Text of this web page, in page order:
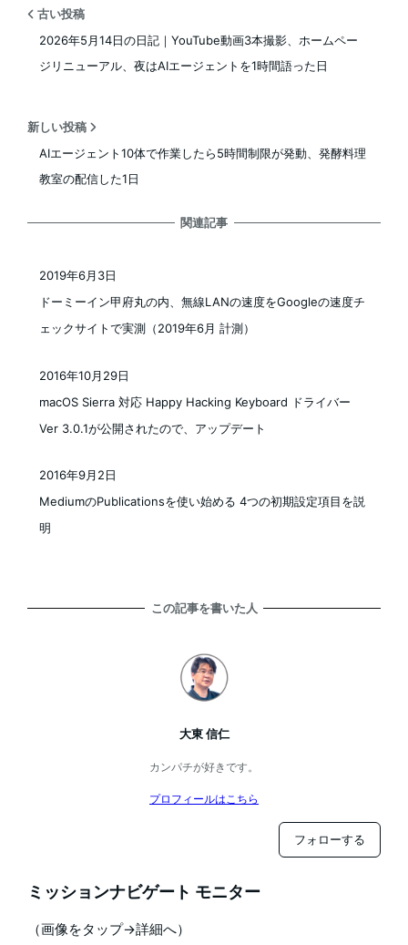
古い投稿
2026年5月14日の日記｜YouTube動画3本撮影、ホームペー
ジリニューアル、夜はAIエージェントを1時間語った日
新しい投稿
AIエージェント10体で作業したら5時間制限が発動、発酵料理
教室の配信した1日
関連記事
ドーミーイン甲府丸の内、無線LANの速度をGoogleの速度チ
ェックサイトで実測（2019年6月 計測）
2019年6月3日
macOS Sierra 対応 Happy Hacking Keyboard ドライバー
Ver 3.0.1が公開されたので、アップデート
2016年10月29日
MediumのPublicationsを使い始める 4つの初期設定項目を説
明
2016年9月2日
この記事を書いた人
大東 信仁
カンパチが好きです。
プロフィールはこちら
フォローする
ミッションナビゲート モニター
（画像をタップ→詳細へ）